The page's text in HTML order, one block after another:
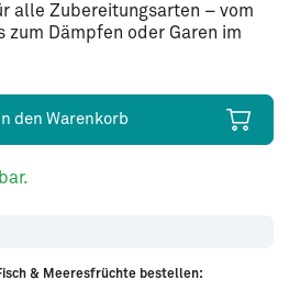
alle Zubereitungsarten – vom
zum Dämpfen oder Garen im
In den Warenkorb
& Meeresfrüchte bestellen: